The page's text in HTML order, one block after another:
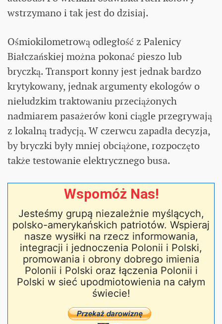
wstrzymano i tak jest do dzisiaj.
Ośmiokilometrową odległość z Palenicy
Białczańskiej można pokonać pieszo lub
bryczką. Transport konny jest jednak bardzo
krytykowany, jednak argumenty ekologów o
nieludzkim traktowaniu przeciążonych
nadmiarem pasażerów koni ciągle przegrywają
z lokalną tradycją. W czerwcu zapadła decyzja,
by bryczki były mniej obciążone, rozpoczęto
także testowanie elektrycznego busa.
Wspomóż Nas!
Jesteśmy grupą niezależnie myślących,
polsko-amerykańskich patriotów. Wspieraj
nasze wysiłki na rzecz informowania,
integracji i jednoczenia Polonii i Polski,
promowania i obrony dobrego imienia
Polonii i Polski oraz łączenia Polonii i
Polski w sieć upodmiotowienia na całym
świecie!